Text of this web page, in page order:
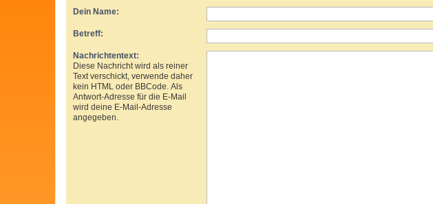
Dein Name:
Betreff:
Nachrichtentext:
Diese Nachricht wird als reiner
Text verschickt, verwende daher
kein HTML oder BBCode. Als
Antwort-Adresse für die E-Mail
wird deine E-Mail-Adresse
angegeben.